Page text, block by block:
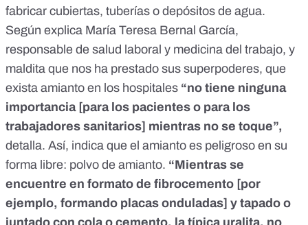
fabricar cubiertas, tuberías o depósitos de agua.
Según explica María Teresa Bernal García,
responsable de salud laboral y medicina del trabajo, y
maldita que nos ha prestado sus superpoderes, que
exista amianto en los hospitales “no tiene ninguna
importancia [para los pacientes o para los
trabajadores sanitarios] mientras no se toque”,
detalla. Así, indica que el amianto es peligroso en su
forma libre: polvo de amianto. “Mientras se
encuentre en formato de fibrocemento [por
ejemplo, formando placas onduladas] y tapado o